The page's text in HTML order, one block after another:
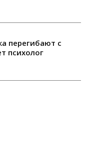
перегибают с
психолог